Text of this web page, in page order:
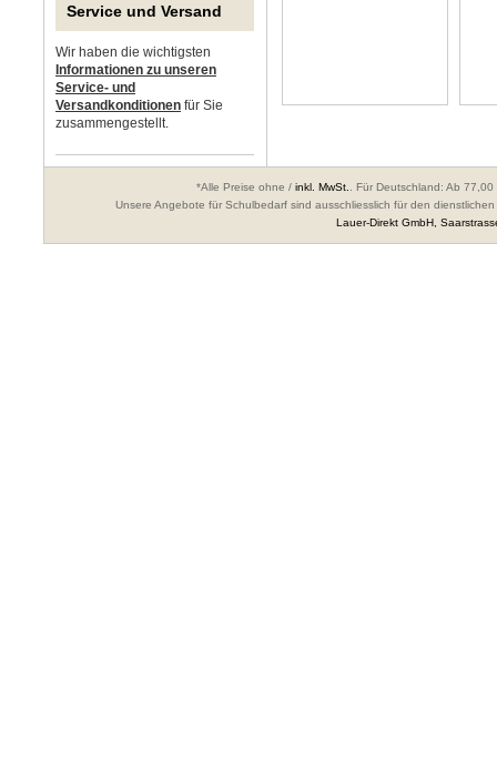
Service und Versand
Wir haben die wichtigsten
Informationen zu unseren
Service- und
Versandkonditionen für Sie
zusammengestellt.
*Alle Preise ohne / inkl. MwSt.. Für Deutschland: Ab
Unsere Angebote für Schulbedarf sind ausschliesslich für den
Lauer-Direkt GmbH,